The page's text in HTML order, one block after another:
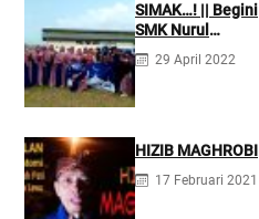
SIMAK…! || Begini
SMK Nurul
Firdaus
Mengarahkan
Kefarmasian
yang Profesional
29 April 2022
HIZIB MAGHROBI
17 Februari 2021